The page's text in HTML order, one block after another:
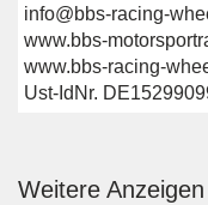
info@bbs-racing-
www.bbs-
www.bbs-racing-
Ust-IdNr.
Weitere